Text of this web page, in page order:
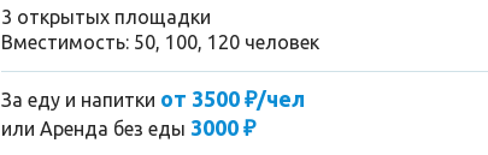
3 открытых площадки
Вместимость: 50, 100, 120 человек
За еду и напитки от 3500 ₽/чел
или Аренда без еды 3000 ₽